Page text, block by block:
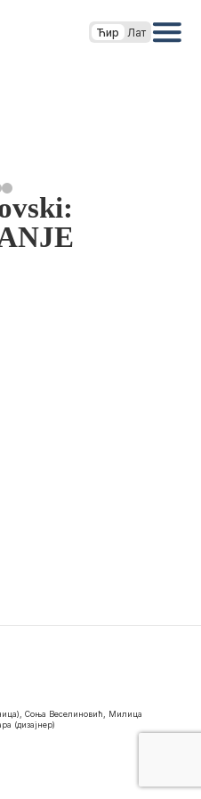
Ћир Лат
Соња Веселиновић, Милица
(дизајнер)